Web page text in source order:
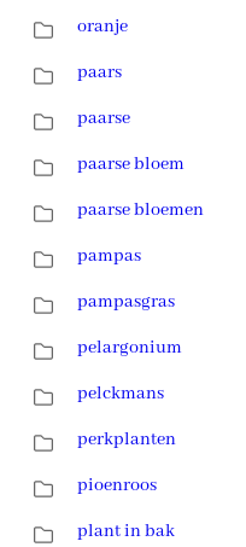
oranje
paars
paarse
paarse bloem
paarse bloemen
pampas
pampasgras
pelargonium
pelckmans
perkplanten
pioenroos
plant in bak